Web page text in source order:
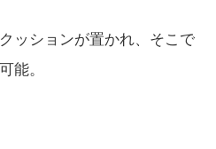
ッションが置かれ、そこで
能。